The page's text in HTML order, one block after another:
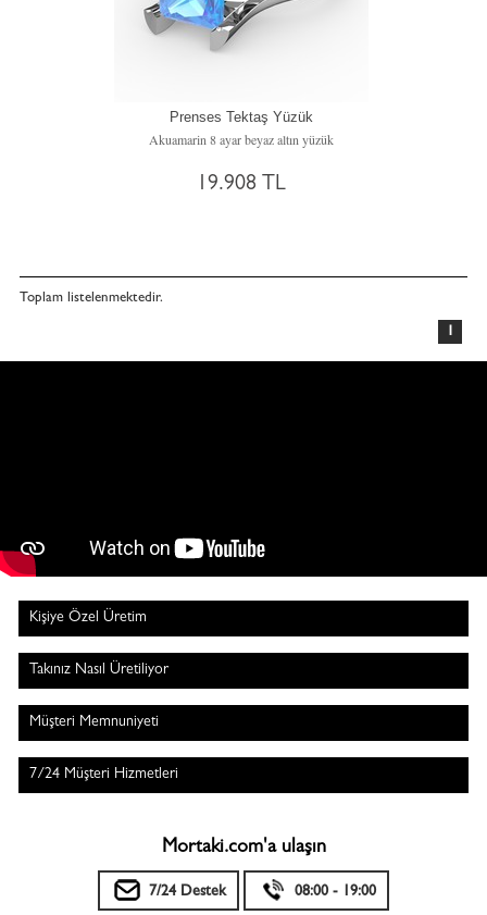
Prenses Tektaş Yüzük
Akuamarin 8 ayar beyaz altın yüzük
19.908 TL
Toplam listelenmektedir.
1
Kişiye Özel Üretim
Takınız Nasıl Üretiliyor
Müşteri Memnuniyeti
7/24 Müşteri Hizmetleri
Mortaki.com'a ulaşın
7/24 Destek 08:00 - 19:00